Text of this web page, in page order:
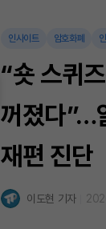
인사이트 암호화폐
“숏 스퀴
꺼졌다”…
재편 진단
이도현 기자